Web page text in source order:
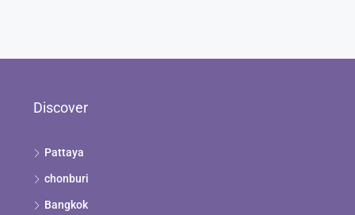
Discover
Pattaya
chonburi
Bangkok